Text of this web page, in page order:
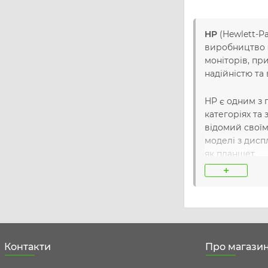
HP (Hewlett-
виробництво
моніторів,
надійністю
HP є одним з
категоріях
відомий
моделі з
як планшет.
впевнені в
+
Контакти Про